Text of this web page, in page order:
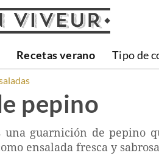
Recetas verano Tipo de
pepino
una guarnición de pepino
ensalada fresca y